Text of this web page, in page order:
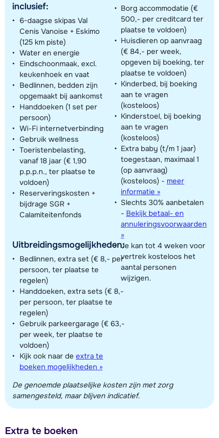
inclusief:
6-daagse skipas Val
Cenis Vanoise + Eskimo
(125 km piste)
Water en energie
Eindschoonmaak, excl.
keukenhoek en vaat
Bedlinnen, bedden zijn
opgemaakt bij aankomst
Handdoeken (1 set per
persoon)
Wi-Fi internetverbinding
Gebruik wellness
Toeristenbelasting,
vanaf 18 jaar (€ 1,90
p.p.p.n., ter plaatse te
voldoen)
Reserveringskosten +
bijdrage SGR +
Calamiteitenfonds
Uitbreidingsmogelijkheden:
Bedlinnen, extra set (€ 8,- per
persoon, ter plaatse te
regelen)
Handdoeken, extra sets (€ 8,-
per persoon, ter plaatse te
regelen)
Gebruik parkeergarage (€ 63,-
per week, ter plaatse te
voldoen)
Kijk ook naar de extra te
boeken mogelijkheden »
Borg accommodatie (€
500,- per creditcard ter
plaatse te voldoen)
Huisdieren op aanvraag
(€ 84,- per week,
opgeven bij boeking, ter
plaatse te voldoen)
Kinderbed, bij boeking
aan te vragen
(kosteloos)
Kinderstoel, bij boeking
aan te vragen
(kosteloos)
Extra baby (t/m 1 jaar)
toegestaan, maximaal 1
(op aanvraag)
(kosteloos) - meer
informatie »
Slechts 30% aanbetalen
- Bekijk betaal- en
annuleringsvoorwaarden
»
Je kan tot 4 weken voor
vertrek kosteloos het
aantal personen
wijzigen.
De genoemde plaatselijke kosten zijn met zorg
samengesteld, maar blijven indicatief.
Extra te boeken